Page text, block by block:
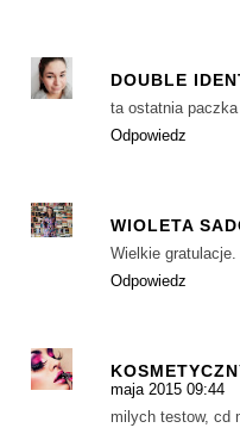
DOUBLE
ta ostatnia
Odpowiedz
WIOLETA
Wielkie
Odpowiedz
maja 2015 09:44
milych testow, cd